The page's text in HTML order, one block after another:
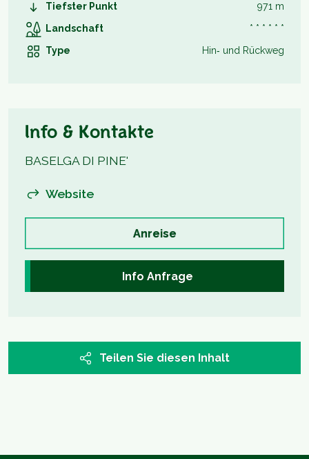
Tiefster Punkt
971 m
Landschaft
* * * * * *
Type
Hin‑ und Rückweg
Info & Kontakte
BASELGA DI PINE'
Website
Anreise
Info Anfrage
Teilen Sie diesen Inhalt